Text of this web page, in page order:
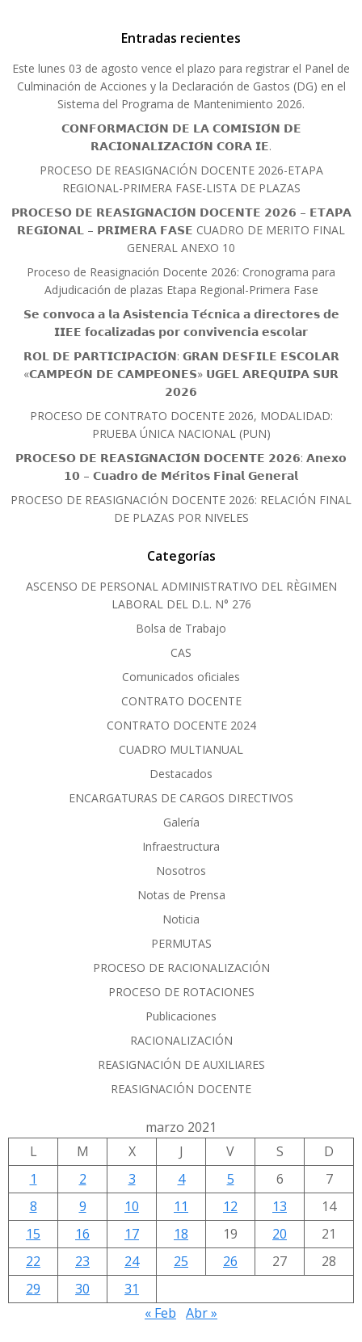
Entradas recientes
Este lunes 03 de agosto vence el plazo para registrar el Panel de
Culminación de Acciones y la Declaración de Gastos (DG) en el
Sistema del Programa de Mantenimiento 2026.
𝗖𝗢𝗡𝗙𝗢𝗥𝗠𝗔𝗖𝗜𝗢́𝗡 𝗗𝗘 𝗟𝗔 𝗖𝗢𝗠𝗜𝗦𝗜𝗢́𝗡 𝗗𝗘
𝗥𝗔𝗖𝗜𝗢𝗡𝗔𝗟𝗜𝗭𝗔𝗖𝗜𝗢́𝗡 𝗖𝗢𝗥𝗔 𝗜𝗘.
PROCESO DE REASIGNACIÓN DOCENTE 2026-ETAPA
REGIONAL-PRIMERA FASE-LISTA DE PLAZAS
𝗣𝗥𝗢𝗖𝗘𝗦𝗢 𝗗𝗘 𝗥𝗘𝗔𝗦𝗜𝗚𝗡𝗔𝗖𝗜𝗢́𝗡 𝗗𝗢𝗖𝗘𝗡𝗧𝗘 𝟮𝟬𝟮𝟲 – 𝗘𝗧𝗔𝗣𝗔
𝗥𝗘𝗚𝗜𝗢𝗡𝗔𝗟 – 𝗣𝗥𝗜𝗠𝗘𝗥𝗔 𝗙𝗔𝗦𝗘 CUADRO DE MERITO FINAL
GENERAL ANEXO 10
Proceso de Reasignación Docente 2026: Cronograma para
Adjudicación de plazas Etapa Regional-Primera Fase
𝗦𝗲 𝗰𝗼𝗻𝘃𝗼𝗰𝗮 𝗮 𝗹𝗮 𝗔𝘀𝗶𝘀𝘁𝗲𝗻𝗰𝗶𝗮 𝗧𝗲́𝗰𝗻𝗶𝗰𝗮 𝗮 𝗱𝗶𝗿𝗲𝗰𝘁𝗼𝗿𝗲𝘀 𝗱𝗲
𝗜𝗜𝗘𝗘 𝗳𝗼𝗰𝗮𝗹𝗶𝘇𝗮𝗱𝗮𝘀 𝗽𝗼𝗿 𝗰𝗼𝗻𝘃𝗶𝘃𝗲𝗻𝗰𝗶𝗮 𝗲𝘀𝗰𝗼𝗹𝗮𝗿
𝗥𝗢𝗟 𝗗𝗘 𝗣𝗔𝗥𝗧𝗜𝗖𝗜𝗣𝗔𝗖𝗜𝗢́𝗡: 𝗚𝗥𝗔𝗡 𝗗𝗘𝗦𝗙𝗜𝗟𝗘 𝗘𝗦𝗖𝗢𝗟𝗔𝗥
«𝗖𝗔𝗠𝗣𝗘𝗢́𝗡 𝗗𝗘 𝗖𝗔𝗠𝗣𝗘𝗢𝗡𝗘𝗦» 𝗨𝗚𝗘𝗟 𝗔𝗥𝗘𝗤𝗨𝗜𝗣𝗔 𝗦𝗨𝗥
𝟮𝟬𝟮𝟲
PROCESO DE CONTRATO DOCENTE 2026, MODALIDAD:
PRUEBA ÚNICA NACIONAL (PUN)
𝗣𝗥𝗢𝗖𝗘𝗦𝗢 𝗗𝗘 𝗥𝗘𝗔𝗦𝗜𝗚𝗡𝗔𝗖𝗜𝗢́𝗡 𝗗𝗢𝗖𝗘𝗡𝗧𝗘 𝟮𝟬𝟮𝟲: 𝗔𝗻𝗲𝘅𝗼
𝟭𝟬 – 𝗖𝘂𝗮𝗱𝗿𝗼 𝗱𝗲 𝗠𝗲́𝗿𝗶𝘁𝗼𝘀 𝗙𝗶𝗻𝗮𝗹 𝗚𝗲𝗻𝗲𝗿𝗮𝗹
PROCESO DE REASIGNACIÓN DOCENTE 2026: RELACIÓN FINAL
DE PLAZAS POR NIVELES
Categorías
ASCENSO DE PERSONAL ADMINISTRATIVO DEL RÈGIMEN
LABORAL DEL D.L. N° 276
Bolsa de Trabajo
CAS
Comunicados oficiales
CONTRATO DOCENTE
CONTRATO DOCENTE 2024
CUADRO MULTIANUAL
Destacados
ENCARGATURAS DE CARGOS DIRECTIVOS
Galería
Infraestructura
Nosotros
Notas de Prensa
Noticia
PERMUTAS
PROCESO DE RACIONALIZACIÓN
PROCESO DE ROTACIONES
Publicaciones
RACIONALIZACIÓN
REASIGNACIÓN DE AUXILIARES
REASIGNACIÓN DOCENTE
marzo 2021
L
M X J V S
D
1
2 3 4 5 6
7
8
9 10 11 12 13
14
15
16 17 18 19 20
21
22
23 24 25 26 27
28
29
30
31
« Feb Abr »